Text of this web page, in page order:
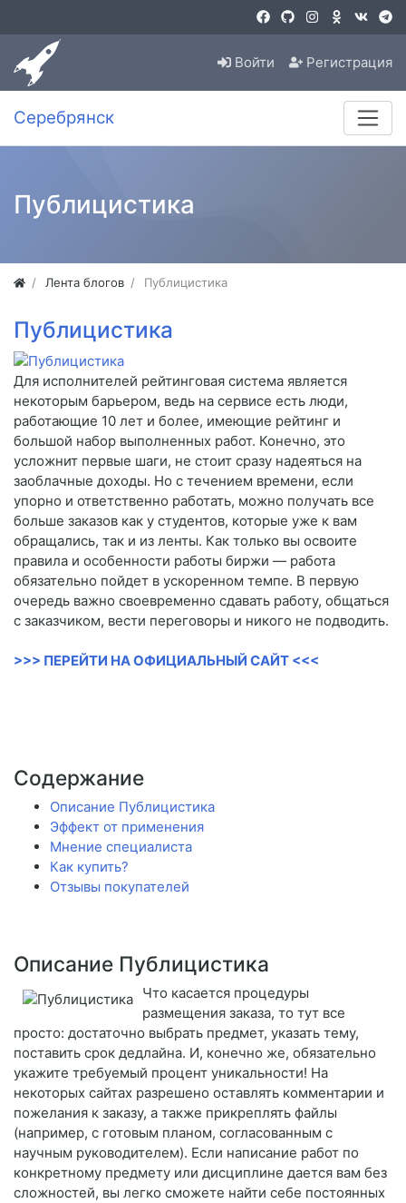
Войти Регистрация
Серебрянск
Публицистика
Лента блогов Публицистика
Публицистика
Для исполнителей рейтинговая система является
некоторым барьером, ведь на сервисе есть люди,
работающие 10 лет и более, имеющие рейтинг и
большой набор выполненных работ. Конечно, это
усложнит первые шаги, не стоит сразу надеяться на
заоблачные доходы. Но с течением времени, если
упорно и ответственно работать, можно получать все
больше заказов как у студентов, которые уже к вам
обращались, так и из ленты. Как только вы освоите
правила и особенности работы биржи — работа
обязательно пойдет в ускоренном темпе. В первую
очередь важно своевременно сдавать работу, общаться
с заказчиком, вести переговоры и никого не подводить.
>>> ПЕРЕЙТИ НА ОФИЦИАЛЬНЫЙ САЙТ <<<
Содержание
Описание Публицистика
Эффект от применения
Мнение специалиста
Как купить?
Отзывы покупателей
Описание Публицистика
Что касается процедуры
размещения заказа, то тут все
просто: достаточно выбрать предмет, указать тему,
поставить срок дедлайна. И, конечно же, обязательно
укажите требуемый процент уникальности! На
некоторых сайтах разрешено оставлять комментарии и
пожелания к заказу, а также прикреплять файлы
(например, с готовым планом, согласованным с
научным руководителем). Если написание работ по
конкретному предмету или дисциплине дается вам без
сложностей, вы легко сможете найти себе постоянных